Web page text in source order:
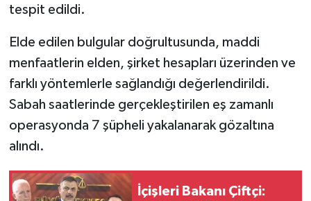
tespit edildi.
Elde edilen bulgular doğrultusunda, maddi
menfaatlerin elden, şirket hesapları üzerinden ve
farklı yöntemlerle sağlandığı değerlendirildi.
Sabah saatlerinde gerçekleştirilen eş zamanlı
operasyonda 7 şüpheli yakalanarak gözaltına
alındı.
İçişleri Bakanı Çiftçi: